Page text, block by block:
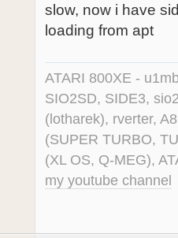
slow, now i have
loading from apt
ATARI 800XE -
SIO2SD, SIDE3,
(lotharek), rverter,
(SUPER TURBO,
(XL OS, Q-MEG),
my youtube channel